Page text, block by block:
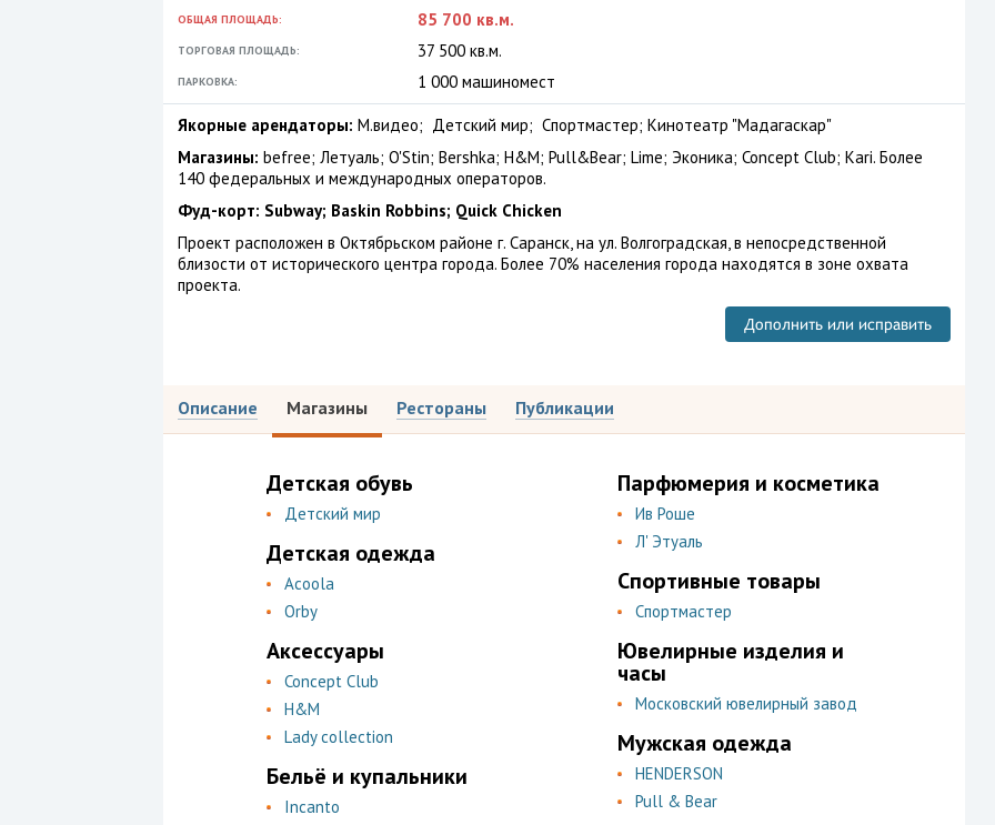
ОБЩАЯ ПЛОЩАДЬ: 85 700 кв.м.
ТОРГОВАЯ ПЛОЩАДЬ: 37 500 кв.м.
ПАРКОВКА: 1 000 машиномест
Якорные арендаторы: М.видео; Детский мир; Спортмастер; Кинотеатр "Мадагаскар"
Магазины: befree; Летуаль; O'Stin; Bershka; H&M; Pull&Bear; Lime; Эконика; Concept Club; Kari. Более
140 федеральных и международных операторов.
Фуд-корт: Subway; Baskin Robbins; Quick Chicken
Проект расположен в Октябрьском районе г. Саранск, на ул. Волгоградская, в непосредственной
близости от исторического центра города. Более 70% населения города находятся в зоне охвата
проекта.
Дополнить или исправить
Описание Магазины Рестораны Публикации
Детская обувь
Детский мир
Детская одежда
Acoola
Orby
Аксессуары
Concept Club
H&M
Lady collection
Бельё и купальники
Incanto
Парфюмерия и косметика
Ив Роше
Л' Этуаль
Спортивные товары
Спортмастер
Ювелирные изделия и
часы
Московский ювелирный завод
Мужская одежда
HENDERSON
Pull & Bear